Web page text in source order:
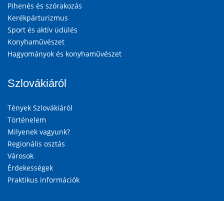
Pihenés és szórakozás
Kerékpárturizmus
Sport és aktív üdülés
Konyhaművészet
Hagyományok és konyhaművészet
Szlovákiáról
Tények Szlovákiáról
Történelem
Milyenek vagyunk?
Regionális osztás
Városok
Érdekességek
Praktikus információk